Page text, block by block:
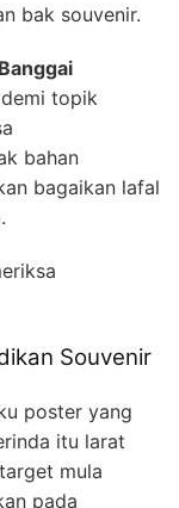
bak souvenir.
topik
bahan
bagaikan lafal
Souvenir
poster yang
itu larat
mula
pada